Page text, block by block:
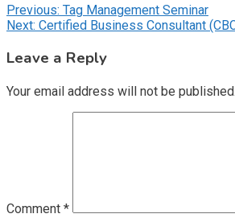
Post
navigation
Previous: Tag Management Seminar
Next: Certified Business Consultant
Leave a Reply
Your email address will not be published.
Comment *